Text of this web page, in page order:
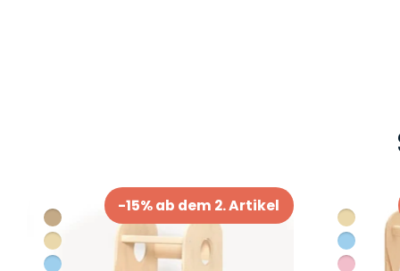
-15% ab dem 2. Artikel